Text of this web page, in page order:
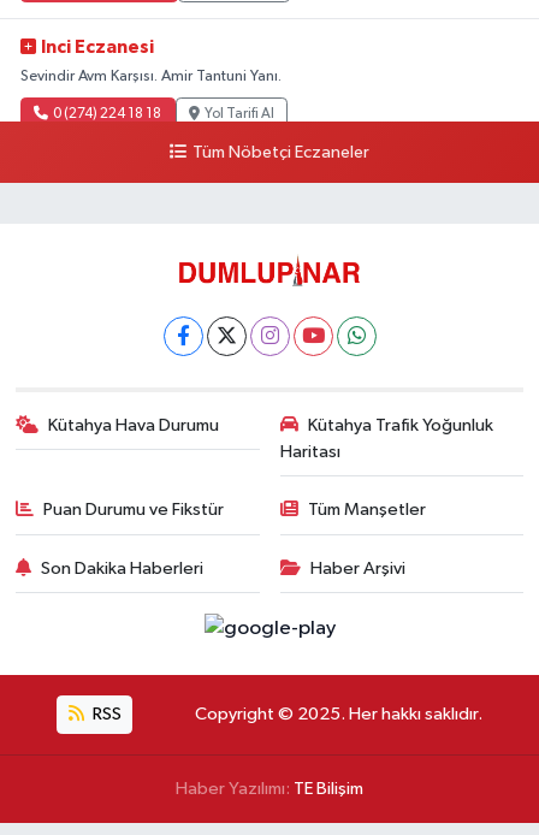
Inci Eczanesi
Sevindir Avm Karşısı. Amir Tantuni Yanı.
0 (274) 224 18 18 Yol Tarifi Al
Tüm Nöbetçi Eczaneler
Kütahya Hava Durumu
Kütahya Trafik Yoğunluk
Haritası
Puan Durumu ve Fikstür Tüm Manşetler
Son Dakika Haberleri Haber Arşivi
RSS Copyright © 2025. Her hakkı saklıdır.
Haber Yazılımı: TE Bilişim